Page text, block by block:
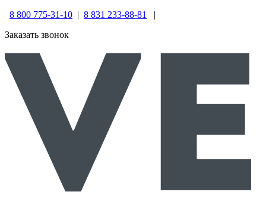
8 800 775-31-10 | 8 831 233-88-81
|
Заказать звонок